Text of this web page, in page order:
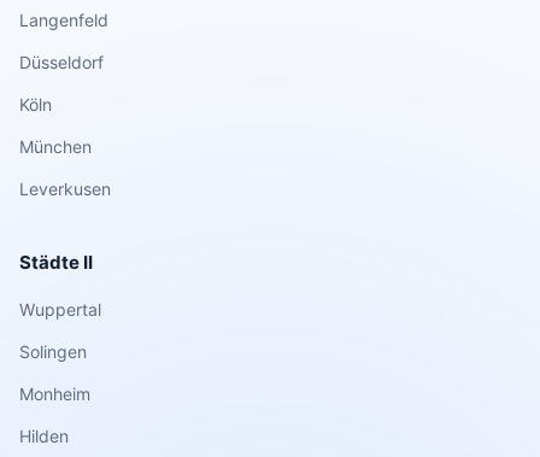
Langenfeld
Düsseldorf
Köln
München
Leverkusen
Städte II
Wuppertal
Solingen
Monheim
Hilden